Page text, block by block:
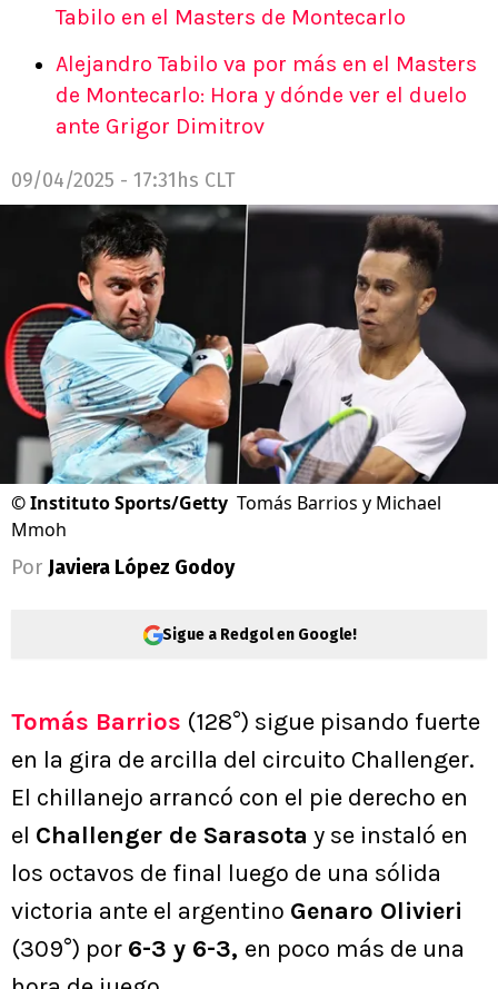
Tabilo en el Masters de Montecarlo
Alejandro Tabilo va por más en el Masters
de Montecarlo: Hora y dónde ver el duelo
ante Grigor Dimitrov
09/04/2025 - 17:31hs CLT
©Instituto Sports/Getty Tomás Barrios y Michael
Mmoh
Por Javiera López Godoy
Sigue a Redgol en Google!
Tomás Barrios (128°) sigue pisando fuerte
en la gira de arcilla del circuito Challenger.
El chillanejo arrancó con el pie derecho en
el Challenger de Sarasota y se instaló en
los octavos de final luego de una sólida
victoria ante el argentino Genaro Olivieri
(309°) por 6-3 y 6-3, en poco más de una